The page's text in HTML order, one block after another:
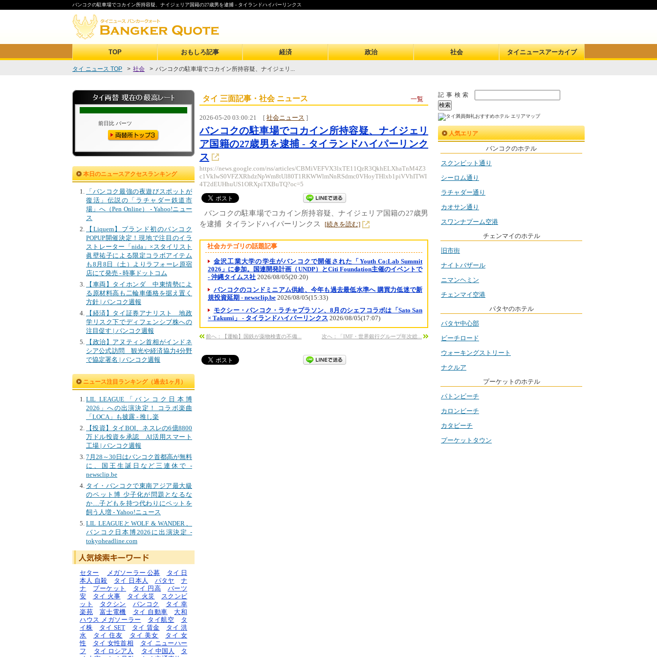
バンコクの駐車場でコカイン所持容疑、ナイジェリア国籍の27歳男を逮捕 - タイランドハイパーリンクス
TOP おもしろ記事 経済 政治 社会 タイニュースアーカイブ
タイ ニュース TOP > 社会 > バンコクの駐車場でコカイン所持容疑、ナイジェリ...
本日のニュースアクセスランキング
「バンコク最強の夜遊びスポットが
復活」伝説の「ラチャダー鉄道市
場」へ（Pen Online） - Yahoo!ニュー
ス
【Liquem】ブランド初のバンコク
POPUP開催決定！現地で注目のイラ
ストレーター「nida」×スタイリスト
眞壁祐子による限定コラボアイテム
も8月8日（土）よりラフォーレ原宿
店にて発売 - 時事ドットコム
【車両】タイホンダ 中東情勢によ
る原材料高も二輪車価格を据え置く
方針 | バンコク週報
【経済】タイ証券アナリスト 地政
学リスク下でディフェンシブ株への
注目促す | バンコク週報
【政治】アヌティン首相がインドネ
シア公式訪問 観光や経済協力4分野
で協定署名 | バンコク週報
ニュース注目ランキング（過去1ヶ月）
LIL LEAGUE「バンコク日本博
2026」への出演決定！ コラボ楽曲
「LOCA」も披露 - 推し楽
【投資】タイBOI、ネスレの6億8800
万ドル投資を承認 AI活用スマート
工場 | バンコク週報
7月28～30日はバンコク首都高が無料
に、国王生誕日など三連休で -
newsclip.be
タイ・バンコクで東南アジア最大級
のペット博 少子化が問題となるな
か…子どもを持つ代わりにペットを
飼う人増 - Yahoo!ニュース
LIL LEAGUEとWOLF & WANDER、
バンコク日本博2026に出演決定 -
tokyoheadline.com
セター メガソーラー 公募
タイ 日
本人 自殺
タイ 日本人 パタヤ
ナ
ナ
プーケット タイ 円高
バーツ
安
タイ 火事 タイ 火災
スクンビ
ット
タクシン バンコク
タイ 幸
楽苑
富士電機 タイ 自動車
大和
ハウス メガソーラー
タイ航空
タ
イ株
タイ SET タイ 賃金
タイ 洪
水
タイ 住友 タイ 美女
タイ 女
性
タイ 女性首相
タイ ニューハー
フ
タイ ロシア人 タイ 中国人
タ
タイ 三面記事・社会 ニュース 一覧
2026-05-20 03:00:21 [ 社会ニュース ]
バンコクの駐車場でコカイン所持容疑、ナイジェリ
ア国籍の27歳男を逮捕 - タイランドハイパーリンク
ス
https://news.google.com/rss/articles/CBMiVEFVX3lxTE11QzR3QkhELXhaTnM4Z3
c1VkIwS0VFZXRhdzNpWm8tUl80T1RKWWlmNnRSdmc0VHoyTHlxb1piVVhITWI
4T2dEUHhuUS1ORXpiTXBuTQ?oc=5
バンコクの駐車場でコカイン所持容疑、ナイジェリア国籍の27歳男
を逮捕 タイランドハイパーリンクス [続きを読む]
社会カテゴリの話題記事
金沢工業大学の学生がバンコクで開催された「Youth Co:Lab Summit
2026」に参加。国連開発計画（UNDP）とCiti Foundation主催のイベントで
- 沖縄タイムス社 2026/08/05(20:20)
バンコクのコンドミニアム供給、今年も過去最低水準へ 購買力低迷で新
規投資延期 - newsclip.be 2026/08/05(15:33)
モクシー・バンコク・ラチャプラソン、8月のシェフコラボは「Sato San
× Takumi」 - タイランドハイパーリンクス 2026/08/05(17:07)
前へ：【運輸】国鉄が薬物検査の不備... 次へ：「IMF・世界銀行グループ年次総...
記事検索